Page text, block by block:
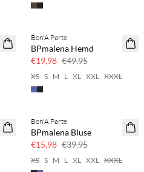
SAVE20
Bon'A Parte
BPmalena Hemd
€19,98 €49,95
XS S M L XL XXL XXXL
SAVE20
Bon'A Parte
BPmalena Bluse
€15,98 €39,95
XS S M L XL XXL XXXL